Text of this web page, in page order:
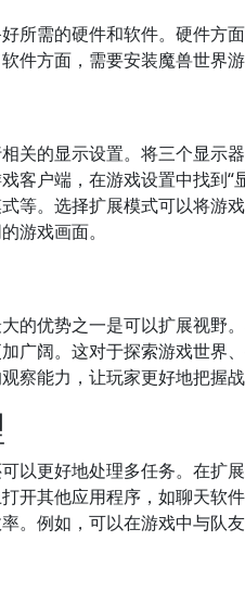
所需的硬件和软件。硬件方
件方面，需要安装魔兽世界
关的显示设置。将三个显示
客户端，在游戏设置中找到
等。选择扩展模式可以将游
游戏画面。
的优势之一是可以扩展视野
广阔。这对于探索游戏世界
察能力，让玩家更好地把握战
以更好地处理多任务。在扩
开其他应用程序，如聊天软
。例如，可以在游戏中与队